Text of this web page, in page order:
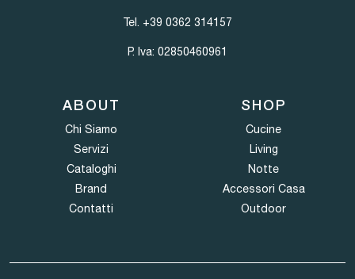
Tel. +39 0362 314157
P. Iva: 02850460961
ABOUT
Chi Siamo
Servizi
Cataloghi
Brand
Contatti
SHOP
Cucine
Living
Notte
Accessori Casa
Outdoor